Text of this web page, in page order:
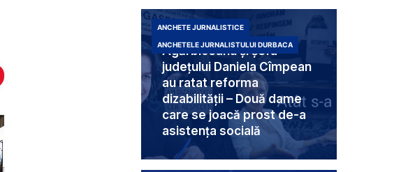
Agărbiceanu și șefa
județului Daniela Cîmpean
au ratat reforma
dizabilității – Două dame
care se joacă prost de-a
asistența socială
ANCHETE JURNALISTICE
ANCHETELE JURNALISTULUI DURBACA